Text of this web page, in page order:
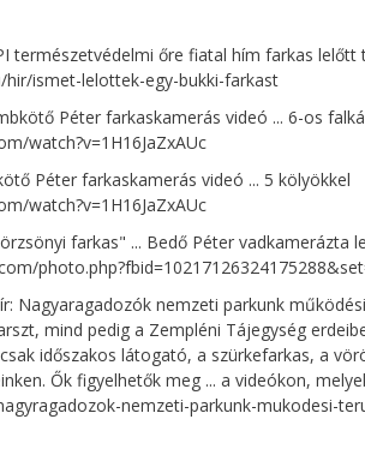
természetvédelmi őre fiatal hím farkas
ismet-lelottek-egy-bukki-farkast
Péter farkaskamerás videó ... 6-os
watch?v=1H16JaZxAUc
Péter farkaskamerás videó ... 5 kölyökkel
watch?v=1H16JaZxAUc
farkas" ... Bedő Péter vadkamerázta le
Nagyaragadozók nemzeti parkunk
mind pedig a Zempléni Tájegység
időszakos látogató, a szürkefarkas, a
Ők figyelhetők meg ... a videókon,
nemzeti-parkunk-mukodesi-